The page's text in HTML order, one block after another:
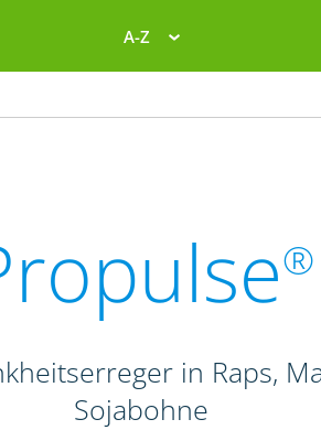
A-Z
®
in Raps,
Sojabohne